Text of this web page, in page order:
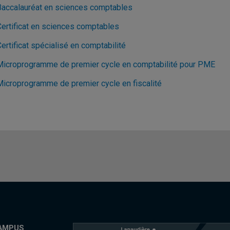
en sciences comptables
en sciences comptables
spécialisé en comptabilité
de premier cycle en comptabilité pour PME
de premier cycle en fiscalité